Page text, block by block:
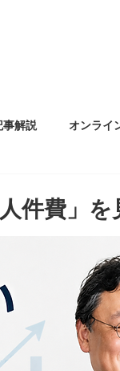
事解説 オンライ
件費」を